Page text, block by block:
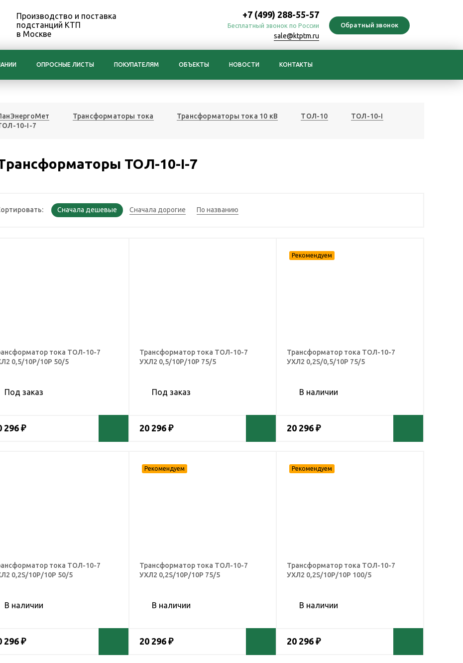
Производство и поставка
подстанций КТП
в Москве
+7 (499) 288-55-57
Бесплатный звонок по России
sale@ktptm.ru
ОПРОСНЫЕ ЛИСТЫ ПОКУПАТЕЛЯМ ОБЪЕКТЫ НОВОСТИ КОНТАКТЫ
Трансформаторы тока Трансформаторы тока 10 кВ ТОЛ-10
ТОЛ-10-I
10-I-7
ТОЛ-10-I-7
тока ТОЛ-10-7
0,5/10Р/10Р 50/5
Под заказ
296 ₽
Трансформатор тока ТОЛ-10-7
УХЛ2 0,5/10Р/10Р 75/5
Под заказ
20 296 ₽
Трансформатор тока ТОЛ-10-7
УХЛ2 0,2S/0,5/10Р 75/5
В наличии
20 296 ₽
тока ТОЛ-10-7
0,2S/10Р/10Р 50/5
В наличии
296 ₽
Трансформатор тока ТОЛ-10-7
УХЛ2 0,2S/10Р/10Р 75/5
В наличии
20 296 ₽
Трансформатор тока ТОЛ-10-7
УХЛ2 0,2S/10Р/10Р 100/5
В наличии
20 296 ₽